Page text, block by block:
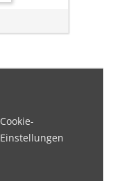
Cookie-
Einstellungen